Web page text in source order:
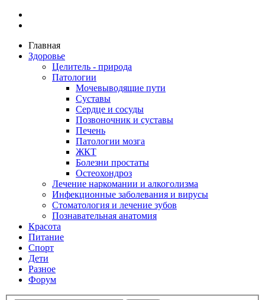
Главная
Здоровье
Целитель - природа
Патологии
Мочевыводящие пути
Суставы
Сердце и сосуды
Позвоночник и суставы
Печень
Патологии мозга
ЖКТ
Болезни простаты
Остеохондроз
Лечение наркомании и алкоголизма
Инфекционные заболевания и вирусы
Стоматология и лечение зубов
Познавательная анатомия
Красота
Питание
Спорт
Дети
Разное
Форум